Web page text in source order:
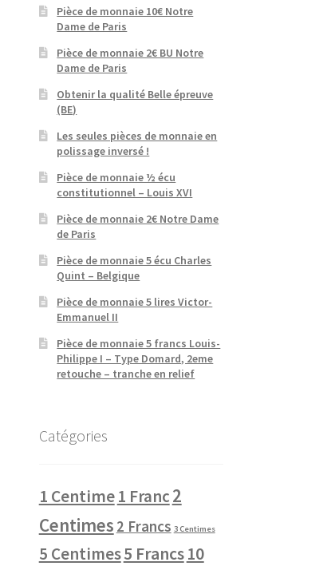
Pièce de monnaie 10€ Notre
Dame de Paris
Pièce de monnaie 2€ BU Notre
Dame de Paris
Obtenir la qualité Belle épreuve
(BE)
Les seules pièces de monnaie en
polissage inversé !
Pièce de monnaie ½ écu
constitutionnel – Louis XVI
Pièce de monnaie 2€ Notre Dame
de Paris
Pièce de monnaie 5 écu Charles
Quint – Belgique
Pièce de monnaie 5 lires Victor-
Emmanuel II
Pièce de monnaie 5 francs Louis-
Philippe I – Type Domard, 2eme
retouche – tranche en relief
Catégories
1 Centime1 Franc2
Centimes 2 Francs 3 Centimes
5 Centimes5 Francs10